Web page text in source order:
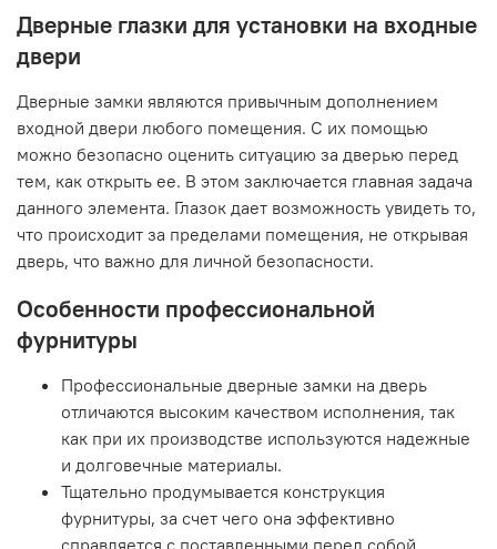
Дверные глазки для установки на входные
двери
Дверные замки являются привычным дополнением
входной двери любого помещения. С их помощью
можно безопасно оценить ситуацию за дверью перед
тем, как открыть ее. В этом заключается главная задача
данного элемента. Глазок дает возможность увидеть то,
что происходит за пределами помещения, не открывая
дверь, что важно для личной безопасности.
Особенности профессиональной
фурнитуры
Профессиональные дверные замки на дверь
отличаются высоким качеством исполнения, так
как при их производстве используются надежные
и долговечные материалы.
Тщательно продумывается конструкция
фурнитуры, за счет чего она эффективно
справляется с поставленными перед собой